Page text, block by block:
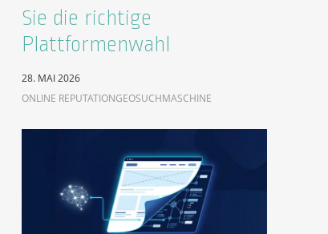
Sie die richtige
Plattformenwahl
28. MAI 2026
ONLINE REPUTATIONGEOSUCHMASCHINE